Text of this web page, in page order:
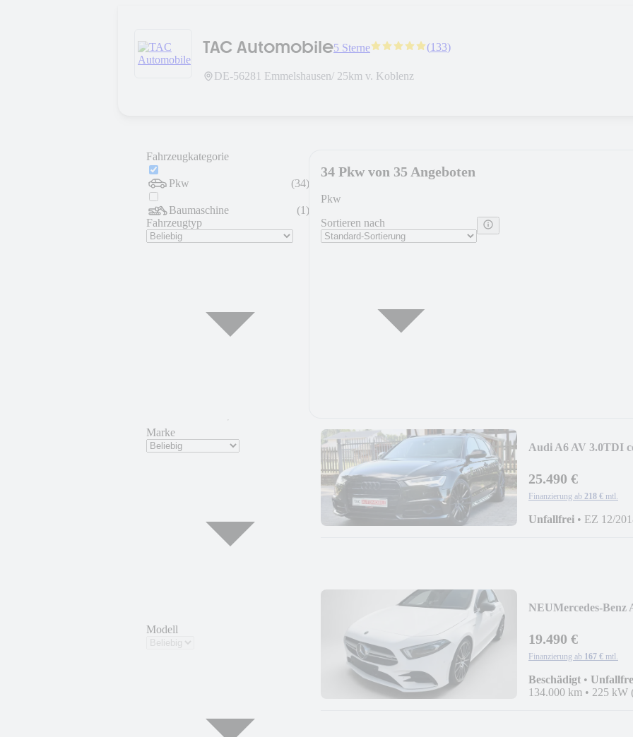
TAC Automobile5 Sterne (133)
DE-56281 Emmelshausen/ 25km v. Koblenz
Fahrzeugkategorie
Pkw (34)
Baumaschine (1)
Fahrzeugtyp
Marke
Modell
34 Pkw von 35 Angeboten
Pkw
Sortieren nach
Audi A6 AV 3.0TDI
25.490 €
Finanzierung ab 218 € mtl.
Unfallfrei • EZ 12/
NEUMercedes-Benz
19.490 €
Finanzierung ab 167 € mtl.
Beschädigt •
134.000 km • 225 kW